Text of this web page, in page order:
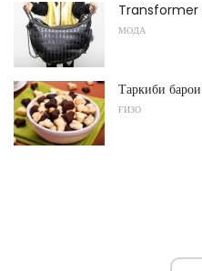
Transformer
МОДА
Таркиби
ҒИЗО